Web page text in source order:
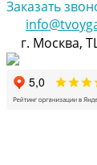
Заказать
г. Москва,